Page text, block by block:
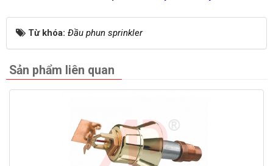
Từ khóa: Đầu phun sprinkler
Sản phẩm liên quan